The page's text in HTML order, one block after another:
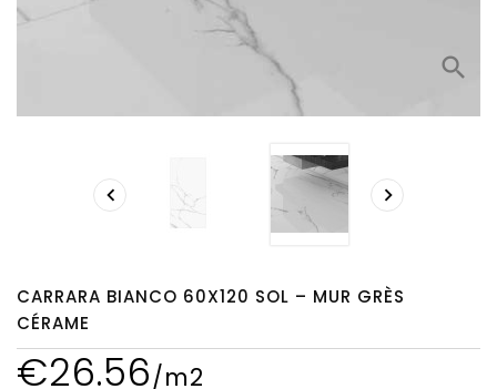
search
 
CARRARA BIANCO 60X120 SOL – MUR GRÈS
CÉRAME
€26.56/m2